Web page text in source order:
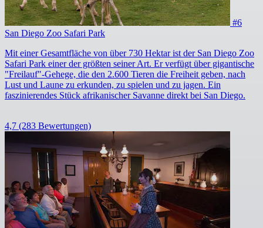
#6
San Diego Zoo Safari Park
Mit einer Gesamtfläche von über 730 Hektar ist der San Diego Zoo
Safari Park einer der größten seiner Art. Er verfügt über gigantische
"Freilauf"-Gehege, die den 2.600 Tieren die Freiheit geben, nach
Lust und Laune zu erkunden, zu spielen und zu jagen. Ein
faszinierendes Stück afrikanischer Savanne direkt bei San Diego.
4,7 (283 Bewertungen)